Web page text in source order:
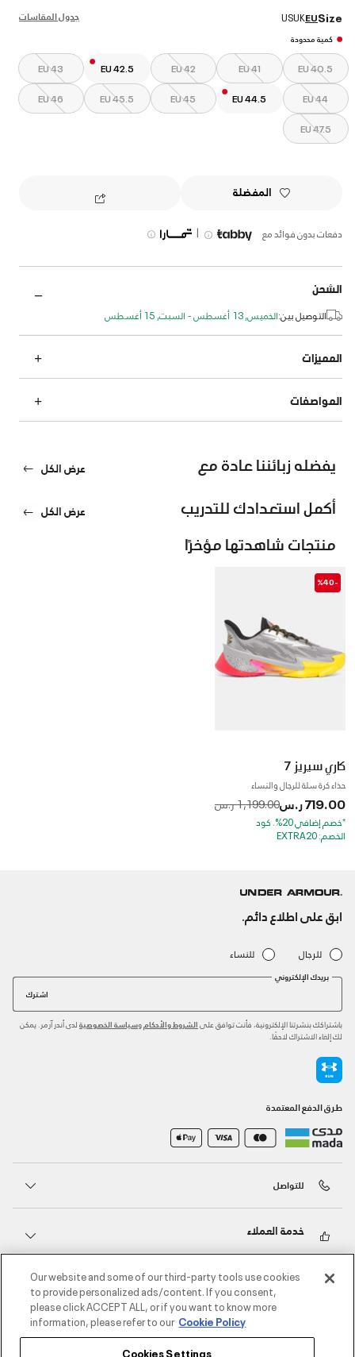
جدول المقاسات Size
EU
UK
US
كمية محدودة
EU 40.5
EU 41
EU 42
EU 42.5
EU 43
EU 44
EU 44.5
EU 45
EU 45.5
EU 46
EU 47.5
المفضلة
دفعات بدون فوائد مع |
الشحن
التوصيل بين:الخميس, 13 أغسطس - السبت, 15 أغسطس
المميزات
المواصفات
يفضله زبائننا عادة مع عرض الكل
أكمل استعدادك للتدريب عرض الكل
منتجات شاهدتها مؤخرًا
-%40
كاري سيريز 7
حذاء كرة سلة للرجال والنساء
719.00 ر.س Price reduced from
1,199.00 ر.س to
*خصم إضافي 20%. كود
الخصم: EXTRA20
ابق على اطلاع دائم.
للرجال للنساء
بريدك الإلكتروني
اشترك
باشتراكك بنشرتنا الإلكترونية، فأنت توافق على الشروط والأحكام وسياسة الخصوصية لدى أندر آرمر. يمكن
لك إلغاء الاشتراك لاحقًا.
طرق الدفع المعتمدة
للتواصل
خدمة العملاء
حول أندر آرمر
أندر آرمر على الشبكات الاجتماعية
Our website and some of our third-party tools use cookies
to provide personalized ads/content. If you consent,
please click ACCEPT ALL, or if you want to know more
information, please refer to our Cookie Policy
Cookies Settings